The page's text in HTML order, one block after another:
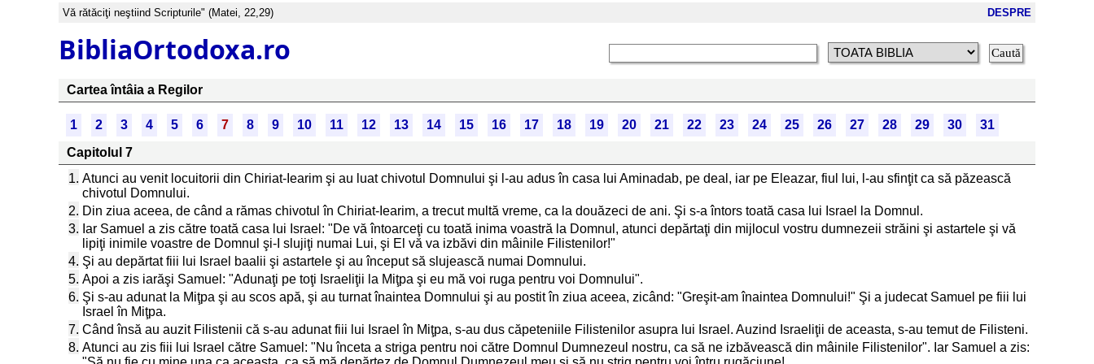
Vă rătăciţi neştiind Scripturile" (Matei, 22,29) DESPRE
BibliaOrtodoxa.ro
Cartea întâia a Regilor
1 2 3 4 5 6 7 8 9 10 11 12 13 14 15 16 17 18 19 20 21 22 23 24 25 26 27 28 29 30
31
Capitolul 7
1. Atunci au venit locuitorii din Chiriat-Iearim şi au luat chivotul Domnului şi l-au adus în casa lui Aminadab, pe deal, iar pe Eleazar, fiul lui, l-au sfinţit ca să păzească
chivotul Domnului.
2. Din ziua aceea, de când a rămas chivotul în Chiriat-Iearim, a trecut multă vreme, ca la douăzeci de ani. Şi s-a întors toată casa lui Israel la Domnul.
3. Iar Samuel a zis către toată casa lui Israel: "De vă întoarceţi cu toată inima voastră la Domnul, atunci depărtaţi din mijlocul vostru dumnezeii străini şi astartele şi vă
lipiţi inimile voastre de Domnul şi-I slujiţi numai Lui, şi El vă va izbăvi din mâinile Filistenilor!"
4. Şi au depărtat fiii lui Israel baalii şi astartele şi au început să slujească numai Domnului.
5. Apoi a zis iarăşi Samuel: "Adunaţi pe toţi Israeliţii la Miţpa şi eu mă voi ruga pentru voi Domnului".
6. Şi s-au adunat la Miţpa şi au scos apă, şi au turnat înaintea Domnului şi au postit în ziua aceea, zicând: "Greşit-am înaintea Domnului!" Şi a judecat Samuel pe fiii lui
Israel în Miţpa.
7. Când însă au auzit Filistenii că s-au adunat fiii lui Israel în Miţpa, s-au dus căpeteniile Filistenilor asupra lui Israel. Auzind Israeliţii de aceasta, s-au temut de Filisteni.
8. Atunci au zis fiii lui Israel către Samuel: "Nu înceta a striga pentru noi către Domnul Dumnezeul nostru, ca să ne izbăvească din mâinile Filistenilor". Iar Samuel a zis: